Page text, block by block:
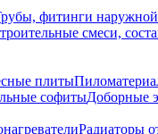
фитинги наружной
смеси,
плиты
софитыДоборные
Радиаторы